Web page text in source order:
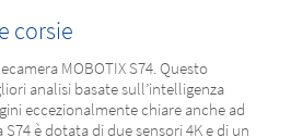
corsie
MOBOTIX S74. Questo
analisi basate sull’intelligenza
eccezionalmente chiare anche ad
è dotata di due sensori 4K e di un